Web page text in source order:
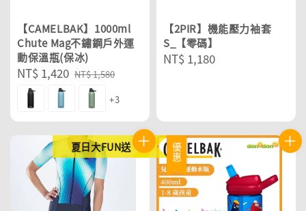
【CAMELBAK】1000ml
Chute Mag不鏽鋼戶外運
動保溫瓶(保冰)
Sale
price
NT$ 1,420 Regular
price
NT$ 1,580
+3
【2PIR】機能壓力袖套
S_【零碼】
Regular
NT$ 1,180
夏日大FUN送 優惠